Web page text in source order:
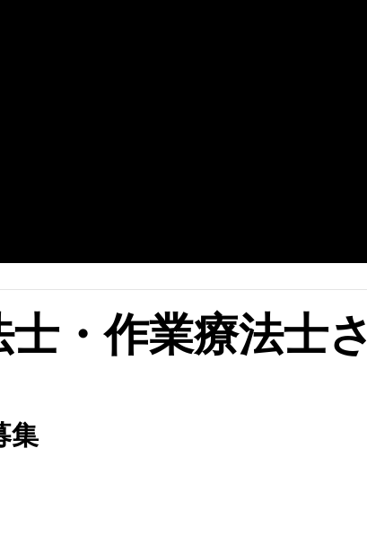
士・作業療法士さ
集